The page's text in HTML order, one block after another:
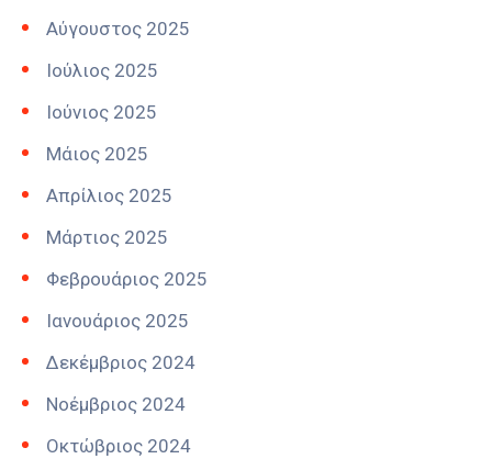
Αύγουστος 2025
Ιούλιος 2025
Ιούνιος 2025
Μάιος 2025
Απρίλιος 2025
Μάρτιος 2025
Φεβρουάριος 2025
Ιανουάριος 2025
Δεκέμβριος 2024
Νοέμβριος 2024
Οκτώβριος 2024